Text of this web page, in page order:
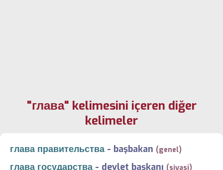
"глава" kelimesini içeren diğer
kelimeler
глава правительства - başbakan (genel)
глава государства - devlet başkanı (siyasi)